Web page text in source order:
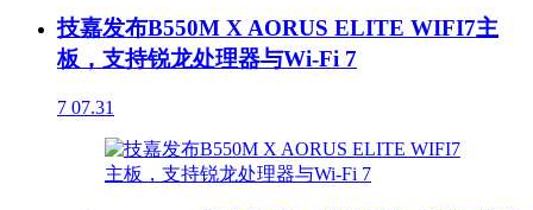
技嘉发布B550M X AORUS ELITE WIFI7主
板，支持锐龙处理器与Wi-Fi 7
7 07.31